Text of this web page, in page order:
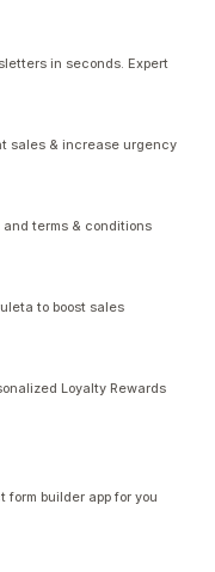
in seconds. Expert
sales & increase urgency
terms & conditions
to boost sales
Loyalty Rewards
builder app for you